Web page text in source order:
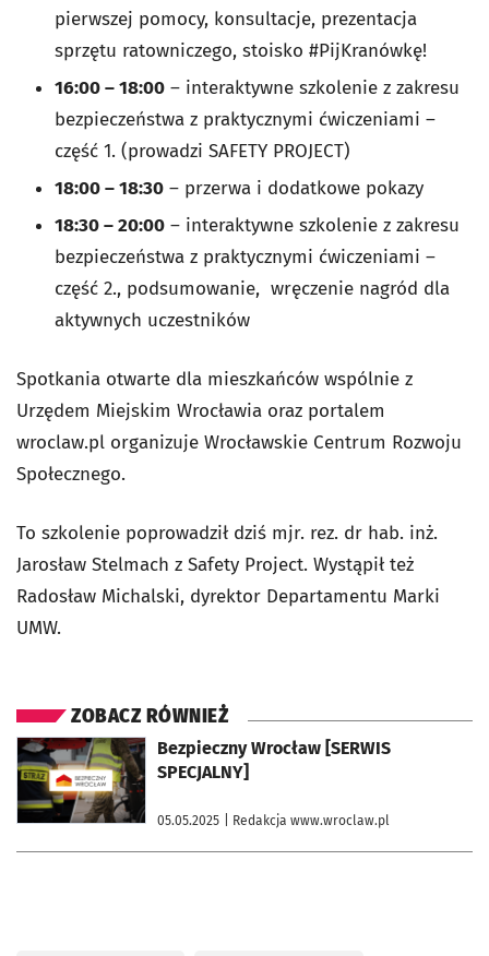
pierwszej pomocy, konsultacje, prezentacja
sprzętu ratowniczego, stoisko #PijKranówkę!
16:00 – 18:00 – interaktywne szkolenie z zakresu
bezpieczeństwa z praktycznymi ćwiczeniami –
część 1. (prowadzi SAFETY PROJECT)
18:00 – 18:30 – przerwa i dodatkowe pokazy
18:30 – 20:00 – interaktywne szkolenie z zakresu
bezpieczeństwa z praktycznymi ćwiczeniami –
część 2., podsumowanie, wręczenie nagród dla
aktywnych uczestników
Spotkania otwarte dla mieszkańców wspólnie z
Urzędem Miejskim Wrocławia oraz portalem
wroclaw.pl organizuje Wrocławskie Centrum Rozwoju
Społecznego.
To szkolenie poprowadził dziś mjr. rez. dr hab. inż.
Jarosław Stelmach z Safety Project. Wystąpił też
Radosław Michalski, dyrektor Departamentu Marki
UMW.
ZOBACZ RÓWNIEŻ
Bezpieczny Wrocław [SERWIS
SPECJALNY]
05.05.2025 | Redakcja www.wroclaw.pl
otworzy się w nowej karcie